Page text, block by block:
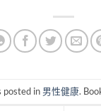
posted in 男性健康.